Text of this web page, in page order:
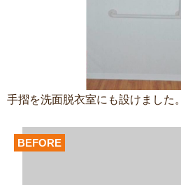
手摺を洗面脱衣室にも設けました。
BEFORE